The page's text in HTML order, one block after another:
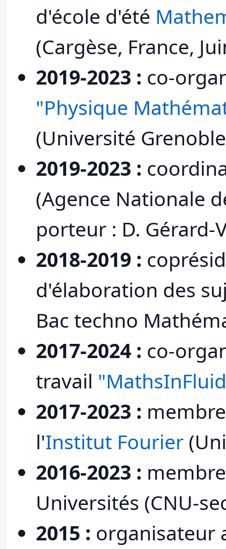
d'école d'été
(Cargèse, France,
2019-2023 : co-
"Physique
(Université
2019-2023 :
(Agence Nationale
porteur : D. Gérard-
2018-2019 :
d'élaboration des
Bac techno
2017-2024 : co-
travail
2017-2023 :
l'Institut Fourier
2016-2023 :
Universités (CNU-
2015 : organisateur